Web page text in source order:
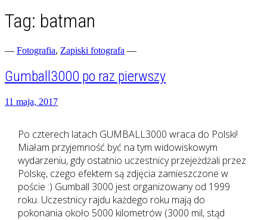
zgranestado.pl
Fotograficzne zapiski dnia codziennego
Tag: batman
— Fotografia, Zapiski fotografa —
Gumball3000 po raz pierwszy
11 maja, 2017
Po czterech latach GUMBALL3000 wraca do Polski!
Miałam przyjemność być na tym widowiskowym
wydarzeniu, gdy ostatnio uczestnicy przejeżdżali przez
Polskę, czego efektem są zdjęcia zamieszczone w
poście :) Gumball 3000 jest organizowany od 1999
roku. Uczestnicy rajdu każdego roku mają do
pokonania około 5000 kilometrów (3000 mil, stąd